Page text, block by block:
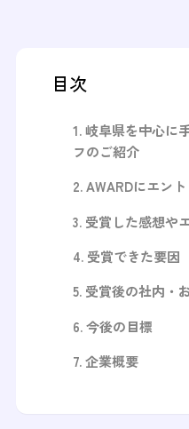
目次
岐阜県を中心に
フのご紹介
AWARDにエン
受賞した感想や
受賞できた要因
受賞後の社内・
今後の目標
企業概要